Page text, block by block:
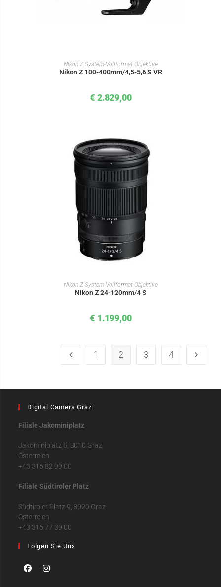
IN DEN WARENKORB
Nikon Z System-Vollformat Objektive
Nikon Z 100-400mm/4,5-5,6 S VR
€ 2.829,00
IN DEN WARENKORB
Nikon Z System-Vollformat Objektive
Nikon Z 24-120mm/4 S
€ 1.199,00
1 2 3 4
Digital Camera Graz
Filiale Jakominiplatz
Jakominiplatz 5, 8010 Graz
Österreich
+43 316 82 99 00
Filiale Südtiroler Platz
Südtiroler Platz 9, 8020 Graz
Österreich
+43 316 77 39 00
Folgen Sie Uns